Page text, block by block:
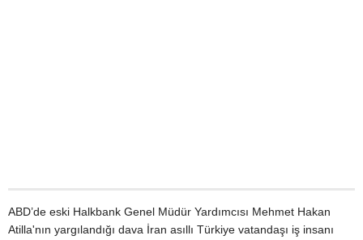
ABD’de eski Halkbank Genel Müdür Yardımcısı Mehmet Hakan
Atilla'nın yargılandığı dava İran asıllı Türkiye vatandaşı iş insanı